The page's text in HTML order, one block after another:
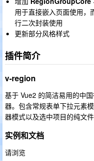
用于直接嵌入页面使用，
行二次封装使用
更新部分风格样式
插件简介
v-region
基于 Vue2 的简洁易用的中
器。包含常规表单下拉元素
器模式以及选中项目的纯文
实例和文档
请浏览